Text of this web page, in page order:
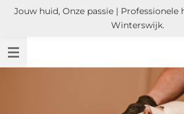
Ga
de
hoofdinhoud
Jouw huid, Onze passie |
Winterswijk.